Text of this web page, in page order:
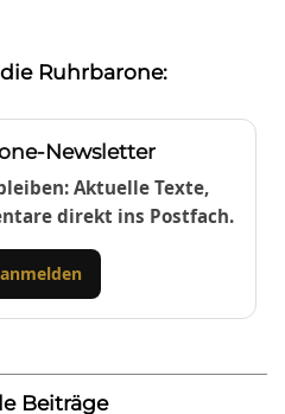
Ruhrbarone:
Newsletter
Aktuelle Texte,
direkt ins Postfach.
Beiträge